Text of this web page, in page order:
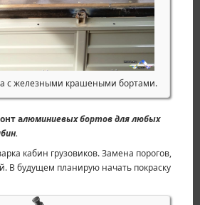
с железными крашеными бортами.
алюминиевых бортов для любых
кабин грузовиков. Замена порогов,
В будущем планирую начать покраску